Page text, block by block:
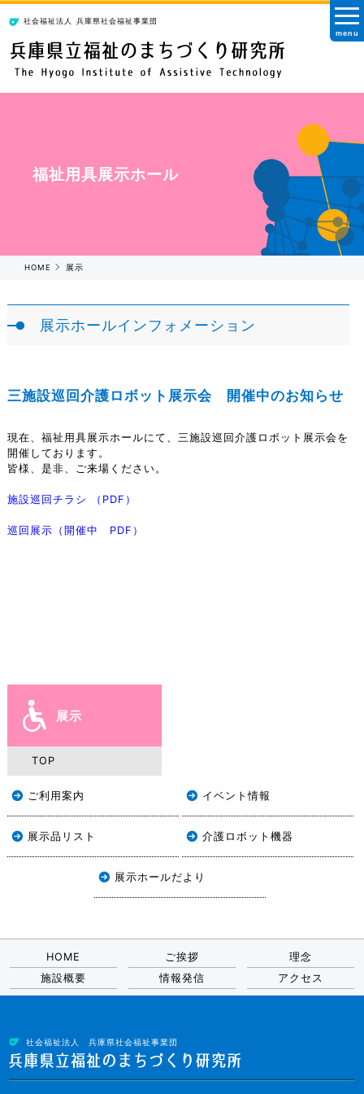
社会福祉法人
兵庫県社会福祉事業団
menu
福祉用具展示ホール
HOME 展示
展示ホールインフォメーション
三施設巡回介護ロボット展示会 開催中のお知らせ
現在、福祉用具展示ホールにて、三施設巡回介護ロボット展示会を
開催しております。
皆様、是非、ご来場ください。
施設巡回チラシ （PDF）
巡回展示（開催中 PDF）
展示
TOP
ご利用案内 イベント情報
展示品リスト 介護ロボット機器
展示ホールだより
HOME ご挨拶
理念
施設概要
情報発信 アクセス
社会福祉法人 兵庫県社会福祉事業団